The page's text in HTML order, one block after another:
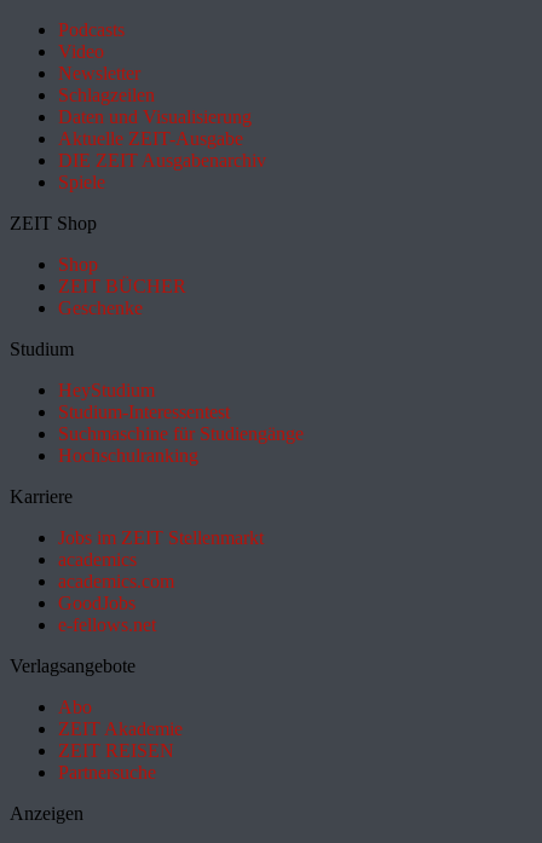
Podcasts
Video
Newsletter
Schlagzeilen
Daten und Visualisierung
Aktuelle ZEIT-Ausgabe
DIE ZEIT Ausgabenarchiv
Spiele
ZEIT Shop
Shop
ZEIT BÜCHER
Geschenke
Studium
HeyStudium
Studium-Interessentest
Suchmaschine für Studiengänge
Hochschulranking
Karriere
Jobs im ZEIT Stellenmarkt
academics
academics.com
GoodJobs
e-fellows.net
Verlagsangebote
Abo
ZEIT Akademie
ZEIT REISEN
Partnersuche
Anzeigen